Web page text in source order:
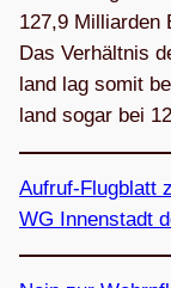
127,9 Mil­li­ar­den
Das Ver­hält­nis
land lag somit
land sogar bei
Auf­ruf-Flug­blatt
WG Innen­stadt